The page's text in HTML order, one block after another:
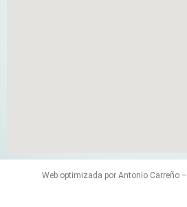
Web optimizada por Antonio Carreño –